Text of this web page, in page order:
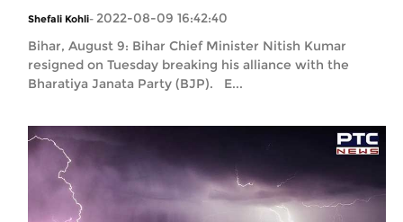
Shefali Kohli- 2022-08-09 16:42:40
Bihar, August 9: Bihar Chief Minister Nitish Kumar
resigned on Tuesday breaking his alliance with the
Bharatiya Janata Party (BJP). E...